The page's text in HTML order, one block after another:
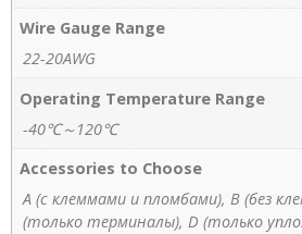
Wire Gauge Range
22-20AWG
Operating Temperature Range
-40℃～120℃
Accessories to Choose
A (с клеммами и пломбами), B (без
(только терминалы), D (только